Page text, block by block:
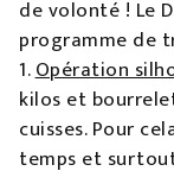
de volonté ! Le
programme de
1.Opération
kilos et
cuisses. Pour
temps et